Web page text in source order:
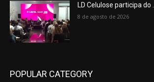
LD Celulose participa do ...
8 de agosto de 2026
POPULAR CATEGORY